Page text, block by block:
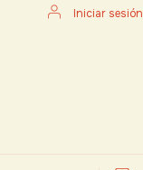
Iniciar sesión